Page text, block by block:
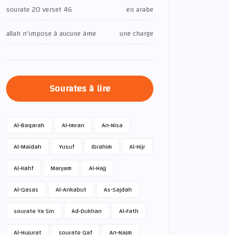
sourate 20 verset 46
en arabe
allah n'impose à aucune âme
une charge
Sourates à lire
Al-Baqarah Al-Imran
An-Nisa
Al-Maidah
Yusuf Ibrahim
Al-Hijr
Al-Kahf
Maryam
Al-Hajj
Al-Qasas
Al-Ankabut
As-Sajdah
sourate Ya Sin
Ad-Dukhan
Al-Fath
Al-Hujurat
sourate Qaf
An-Najm